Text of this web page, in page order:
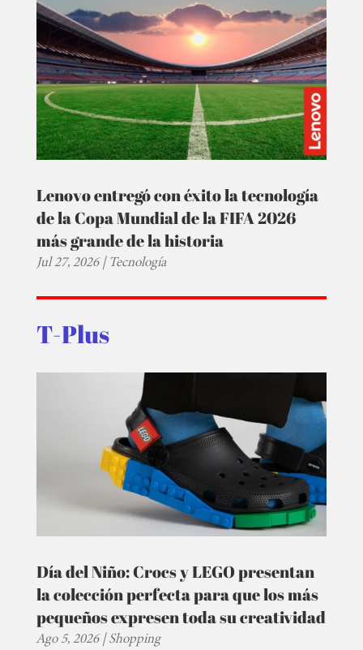
Lenovo entregó con éxito la tecnología
de la Copa Mundial de la FIFA 2026
más grande de la historia
Jul 27, 2026|Tecnología
T-Plus
Día del Niño: Crocs y LEGO presentan
la colección perfecta para que los más
pequeños expresen toda su creatividad
Ago 5, 2026|Shopping